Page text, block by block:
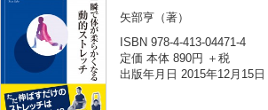
矢部亨 （著）
ISBN 978-4-413-04471-4
定価 本体 890円 ＋税
出版年月日 2015年12月15日